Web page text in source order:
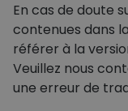
En cas de doute
contenues dans
référer à la
Veuillez nous
une erreur de